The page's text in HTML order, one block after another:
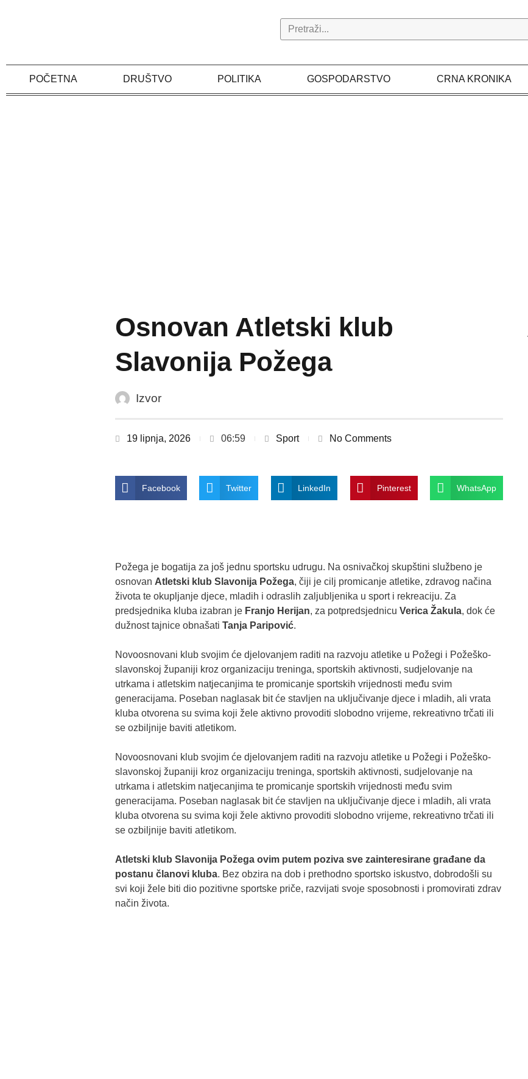
Search
POČETNA DRUŠTVO POLITIKA GOSPODARSTVO CRNA KRONIKA
Osnovan Atletski klub
Slavonija Požega
Izvor
19 lipnja, 2026 06:59 Sport No Comments
Facebook Twitter LinkedIn Pinterest WhatsApp
Požega je bogatija za još jednu sportsku udrugu. Na osnivačkoj skupštini službeno je
osnovan Atletski klub Slavonija Požega, čiji je cilj promicanje atletike, zdravog načina
života te okupljanje djece, mladih i odraslih zaljubljenika u sport i rekreaciju. Za
predsjednika kluba izabran je Franjo Herijan, za potpredsjednicu Verica Žakula, dok će
dužnost tajnice obnašati Tanja Paripović.
Novoosnovani klub svojim će djelovanjem raditi na razvoju atletike u Požegi i Požeško-
slavonskoj županiji kroz organizaciju treninga, sportskih aktivnosti, sudjelovanje na
utrkama i atletskim natjecanjima te promicanje sportskih vrijednosti među svim
generacijama. Poseban naglasak bit će stavljen na uključivanje djece i mladih, ali vrata
kluba otvorena su svima koji žele aktivno provoditi slobodno vrijeme, rekreativno trčati ili
se ozbiljnije baviti atletikom.
Novoosnovani klub svojim će djelovanjem raditi na razvoju atletike u Požegi i Požeško-
slavonskoj županiji kroz organizaciju treninga, sportskih aktivnosti, sudjelovanje na
utrkama i atletskim natjecanjima te promicanje sportskih vrijednosti među svim
generacijama. Poseban naglasak bit će stavljen na uključivanje djece i mladih, ali vrata
kluba otvorena su svima koji žele aktivno provoditi slobodno vrijeme, rekreativno trčati ili
se ozbiljnije baviti atletikom.
Atletski klub Slavonija Požega ovim putem poziva sve zainteresirane građane da
postanu članovi kluba. Bez obzira na dob i prethodno sportsko iskustvo, dobrodošli su
svi koji žele biti dio pozitivne sportske priče, razvijati svoje sposobnosti i promovirati zdrav
način života.